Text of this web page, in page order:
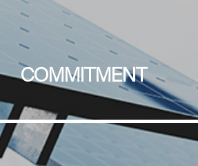
COMMITMENT
-Soluzioni ecologiche
fornitura
- Anticorruzione